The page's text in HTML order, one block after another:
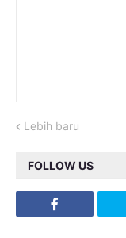
Lebih baru
FOLLOW US